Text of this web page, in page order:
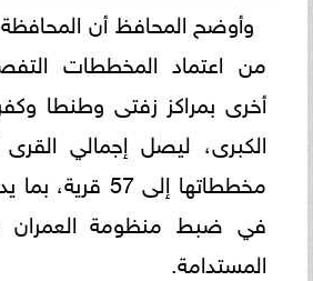
وأوضح المحافظ أن
أخرى بمراكز زفتى وطنطا
الكبرى، ليصل إجمالي القرى
مخططاتها إلى 57
في ضبط منظومة العمران
المستدامة.